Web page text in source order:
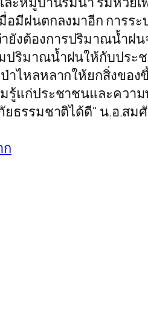
ฝนตกลงมาอีก การระ
ยังต้องการปริมาณน้ำฝ
ปริมาณน้ำฝนให้กับปร
าไหลหลากให้ยกสิ่งขอ
รู้แก่ประชาชนและควา
ธรรมชาติได้ดี" น.อ.สม